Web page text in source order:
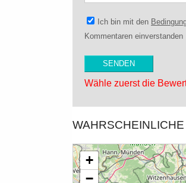
Ich bin mit den
Kommentaren einverstanden
Wähle zuerst die